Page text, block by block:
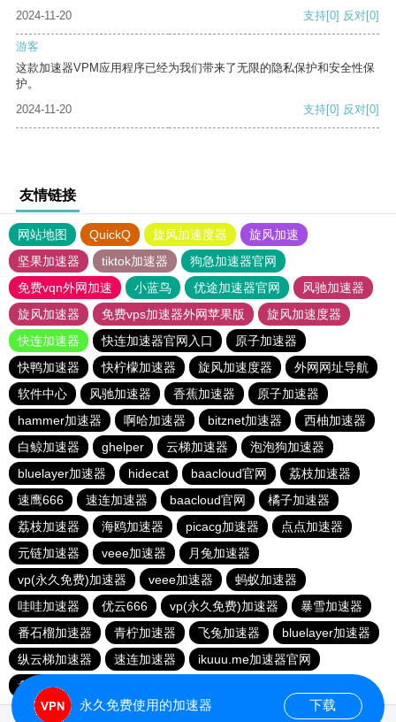
2024-11-20
支持[0] 反对[0]
游客
这款加速器VPM应用程序已经为我们带来了无限的隐私保护和安全性保
护。
2024-11-20
支持[0] 反对[0]
友情链接
网站地图 QuickQ 旋风加速度器
旋风加速
坚果加速器
tiktok加速器
狗急加速器官网
免费vqn外网加速
小蓝鸟 优途加速器官网
风驰加速器
旋风加速器
免费vps加速器外网苹果版
旋风加速度器
快连加速器
快连加速器官网入口
原子加速器
快鸭加速器
快柠檬加速器 旋风加速度器
外网网址导航
软件中心
风驰加速器 香蕉加速器
原子加速器
hammer加速器
啊哈加速器 bitznet加速器
西柚加速器
白鲸加速器
ghelper 云梯加速器
泡泡狗加速器
bluelayer加速器
hidecat baacloud官网
荔枝加速器
速鹰666
速连加速器 baacloud官网
橘子加速器
荔枝加速器
海鸥加速器 picacg加速器
点点加速器
元链加速器
veee加速器
月兔加速器
vp(永久免费)加速器
veee加速器
蚂蚁加速器
哇哇加速器
优云666 vp(永久免费)加速器
暴雪加速器
番石榴加速器
青柠加速器 飞兔加速器
bluelayer加速器
纵云梯加速器
速连加速器
ikuuu.me加速器官网
盘古加速器
永久免费使用的加速器 下载